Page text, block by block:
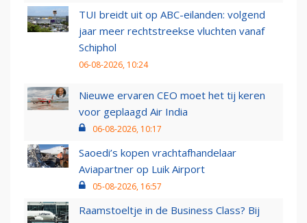
TUI breidt uit op ABC-eilanden: volgend
jaar meer rechtstreekse vluchten vanaf
Schiphol
06-08-2026, 10:24
Nieuwe ervaren CEO moet het tij keren
voor geplaagd Air India
06-08-2026, 10:17
Saoedi’s kopen vrachtafhandelaar
Aviapartner op Luik Airport
05-08-2026, 16:57
Raamstoeltje in de Business Class? Bij